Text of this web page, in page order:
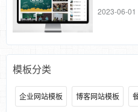
2023-06-
模板分类
企业网站模板 博客网站模板